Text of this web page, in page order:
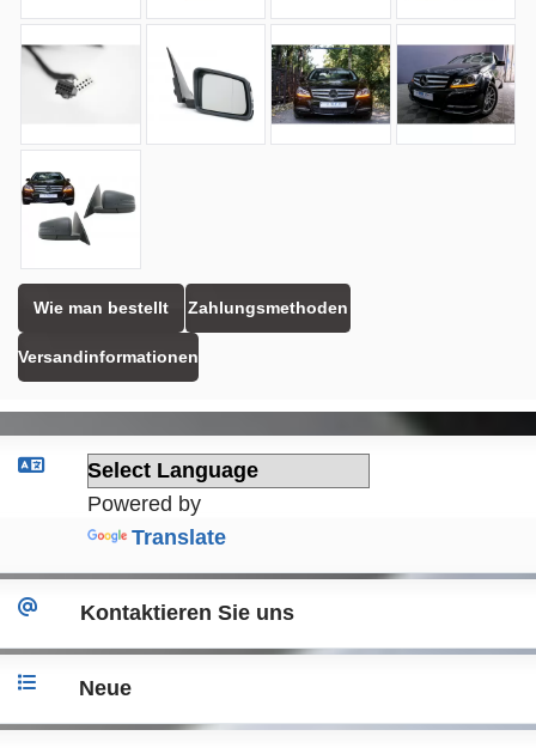
Wie man bestellt Zahlungsmethoden
Versandinformationen
Powered by
Translate
Kontaktieren Sie uns
Neue